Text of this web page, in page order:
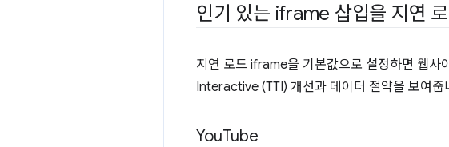
인기 있는 iframe 삽입을 지연
지연 로드 iframe을 기본값으로 설정하면 웹사
Interactive (TTI) 개선과 데이터 절약을 보여
YouTube